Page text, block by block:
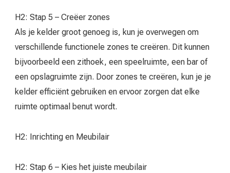
H2: Stap 5 – Creëer zones
Als je kelder groot genoeg is, kun je overwegen om
verschillende functionele zones te creëren. Dit kunnen
bijvoorbeeld een zithoek, een speelruimte, een bar of
een opslagruimte zijn. Door zones te creëren, kun je je
kelder efficiënt gebruiken en ervoor zorgen dat elke
ruimte optimaal benut wordt.
H2: Inrichting en Meubilair
H2: Stap 6 – Kies het juiste meubilair